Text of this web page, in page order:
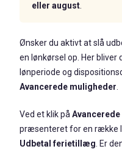
eller august
Ønsker du aktivt at slå
en lønkørsel op. Her
lønperiode og
Avancerede muligheder
Ved et klik på
præsenteret for en række
Udbetal ferietillæg . Er